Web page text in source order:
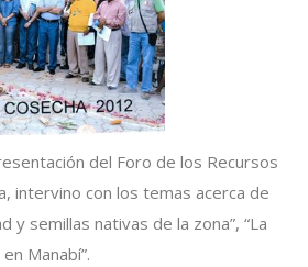
del Foro de los Recursos
intervino con los temas acerca de
y semillas nativas de la zona”, “La
Manabí”.